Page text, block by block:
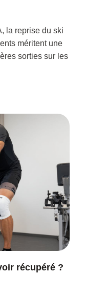
la reprise du ski
méritent une
sorties sur les
récupéré ?